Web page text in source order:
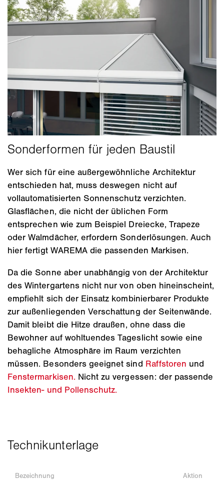
Wer sich für eine außergewöhnliche Architektur
entschieden hat, muss deswegen nicht auf
vollautomatisierten Sonnenschutz verzichten.
Glasflächen, die nicht der üblichen Form
entsprechen wie zum Beispiel Dreiecke, Trapeze
oder Walmdächer, erfordern Sonderlösungen. Auch
hier fertigt WAREMA die passenden Markisen.
Da die Sonne aber unabhängig von der Architektur
des Wintergartens nicht nur von oben hineinscheint,
empfiehlt sich der Einsatz kombinierbarer Produkte
zur außenliegenden Verschattung der Seitenwände.
Damit bleibt die Hitze draußen, ohne dass die
Bewohner auf wohltuendes Tageslicht sowie eine
behagliche Atmosphäre im Raum verzichten
müssen. Besonders geeignet sind Raffstoren und
Fenstermarkisen. Nicht zu vergessen: der passende
Insekten- und Pollenschutz.